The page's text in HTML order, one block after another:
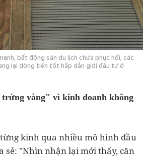
bất động sản du lịch chưa phục hồi, các
lại dòng tiền tốt hấp dẫn giới đầu tư ở
vàng" vì kinh doanh không
kinh qua nhiều mô hình đầu
sẻ: "Nhìn nhận lại mới thấy, căn